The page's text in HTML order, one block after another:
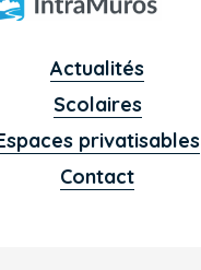
Actualités
Scolaires
privatisables
Contact